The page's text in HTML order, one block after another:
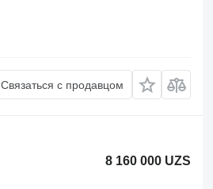
Связаться с продавцом
8 160 000 UZS